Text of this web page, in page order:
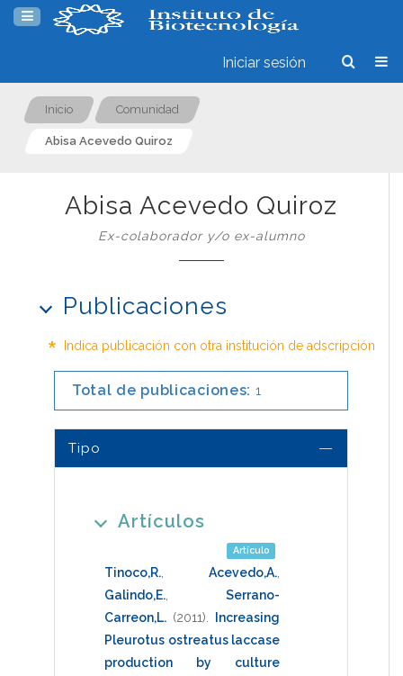
Iniciar sesión
Inicio Comunidad
Abisa Acevedo Quiroz
Abisa Acevedo Quiroz
Ex-colaborador y/o ex-alumno
Publicaciones
* Indica publicación con otra institución de adscripción
Total de publicaciones: 1
Tipo
Artículos
Artículo
Tinoco,R. Acevedo,A.
Galindo,E.
Serrano-
Carreon,L. (2011)
Increasing
Pleurotus ostreatus laccase
production by culture